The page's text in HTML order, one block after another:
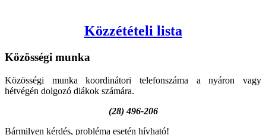
Közzétételi lista
Közösségi munka
Közösségi munka koordinátori telefonszáma a nyáron vagy
hétvégén dolgozó diákok számára.
(28) 496-206
Bármilyen kérdés, probléma esetén hívható!